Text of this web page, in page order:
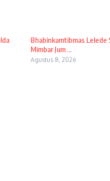
Bhabinkamtibmas Lelede
Mimbar Jum ...
Agustus 8, 2026